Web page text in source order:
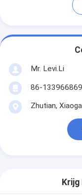
Mr. Levi.Li
86-
Zhutian,